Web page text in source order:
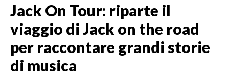
Jack On Tour: riparte il
viaggio di Jack on the road
per raccontare grandi storie
di musica